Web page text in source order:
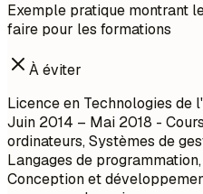
Exemple pratique montrant
faire pour les formations
À éviter
Licence en Technologies de
Juin 2014 – Mai 2018 -
ordinateurs, Systèmes de
Langages de
Conception et